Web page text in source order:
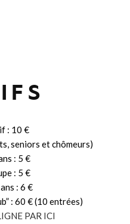
: 10 €
seniors et chômeurs)
: 5 €
: 5 €
: 6 €
: 60 € (10 entrées)
PAR ICI